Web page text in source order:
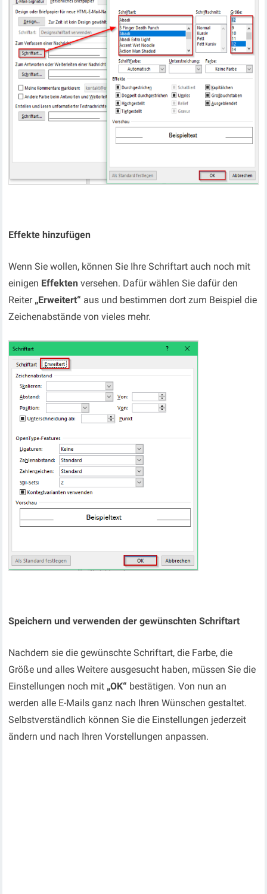
Effekte hinzufügen
Wenn Sie wollen, können Sie Ihre Schriftart auch noch mit
einigen Effekten versehen. Dafür wählen Sie dafür den
Reiter „Erweitert“ aus und bestimmen dort zum Beispiel die
Zeichenabstände von vieles mehr.
Speichern und verwenden der gewünschten Schriftart
Nachdem sie die gewünschte Schriftart, die Farbe, die
Größe und alles Weitere ausgesucht haben, müssen Sie die
Einstellungen noch mit „OK“ bestätigen. Von nun an
werden alle E-Mails ganz nach Ihren Wünschen gestaltet.
Selbstverständlich können Sie die Einstellungen jederzeit
ändern und nach Ihren Vorstellungen anpassen.